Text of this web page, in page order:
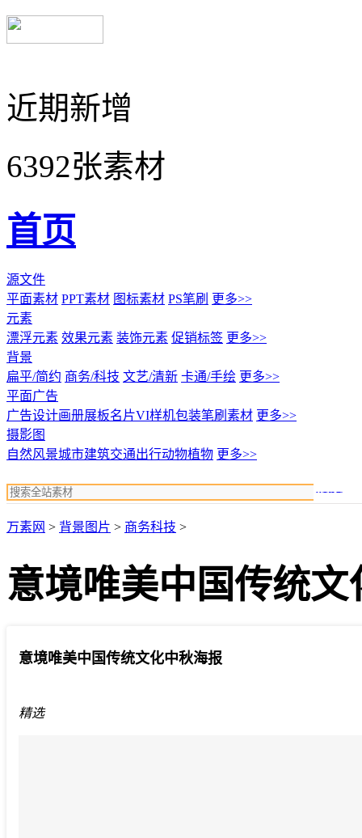
近期新增
6392张素材
首页
源文件
平面素材 PPT素材 图标素材 PS笔刷 更多>>
元素
漂浮元素 效果元素 装饰元素 促销标签 更多>>
背景
扁平/简约 商务/科技 文艺/清新 卡通/手绘 更多>>
平面广告
广告设计画册展板名片VI样机包装笔刷素材 更多>>
摄影图
自然风景城市建筑交通出行动物植物 更多>>
万素网 > 背景图片 > 商务科技 >
意境唯美中国传统文
意境唯美中国传统文化中秋海报
精选